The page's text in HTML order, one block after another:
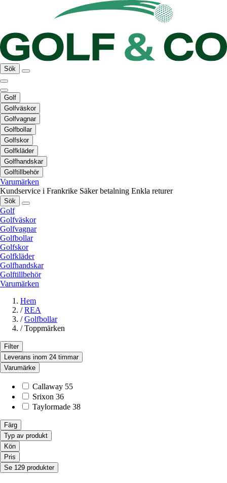
Sök
Golf
Golfväskor
Golfvagnar
Golfbollar
Golfskor
Golfkläder
Golfhandskar
Golftillbehör
Varumärken
Kundservice i Frankrike Säker betalning Enkla returer
Sök
Golf
Golfväskor
Golfvagnar
Golfbollar
Golfskor
Golfkläder
Golfhandskar
Golftillbehör
Varumärken
Hem
/ REA
/ Golfbollar
/ Toppmärken
Filter
Leverans inom 24 timmar
Varumärke
Callaway 55
Srixon 36
Taylormade 38
Färg
Typ av produkt
Kön
Pris
Se 129 produkter